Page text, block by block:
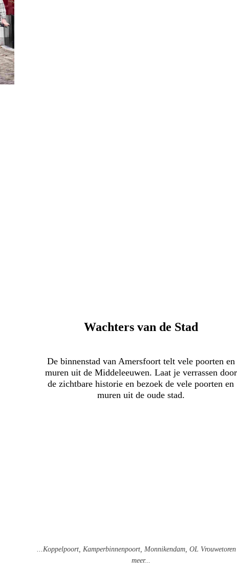
Wachters van de Stad
De binnenstad van Amersfoort telt vele poorten en
muren uit de Middeleeuwen. Laat je verrassen door
de zichtbare historie en bezoek de vele poorten en
muren uit de oude stad.
...Koppelpoort, Kamperbinnenpoort, Monnikendam, OL
meer...